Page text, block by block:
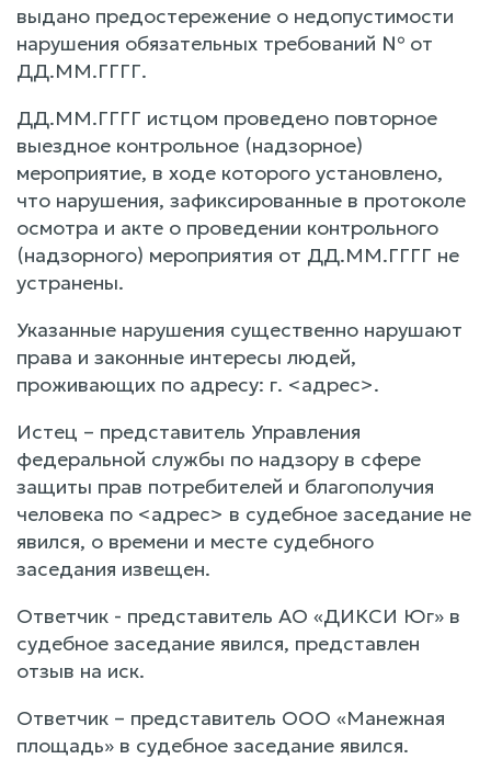
выдано предостережение о недопустимости
нарушения обязательных требований № от
ДД.ММ.ГГГГ.
ДД.ММ.ГГГГ истцом проведено повторное
выездное контрольное (надзорное)
мероприятие, в ходе которого установлено,
что нарушения, зафиксированные в протоколе
осмотра и акте о проведении контрольного
(надзорного) мероприятия от ДД.ММ.ГГГГ не
устранены.
Указанные нарушения существенно нарушают
права и законные интересы людей,
проживающих по адресу: г. <адрес>.
Истец – представитель Управления
федеральной службы по надзору в сфере
защиты прав потребителей и благополучия
человека по <адрес> в судебное заседание не
явился, о времени и месте судебного
заседания извещен.
Ответчик - представитель АО «ДИКСИ Юг» в
судебное заседание явился, представлен
отзыв на иск.
Ответчик – представитель ООО «Манежная
площадь» в судебное заседание явился.